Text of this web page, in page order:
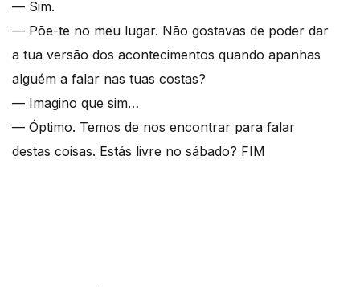
— Sim.
— Põe-te no meu lugar. Não gostavas de poder dar
a tua versão dos acontecimentos quando apanhas
alguém a falar nas tuas costas?
— Imagino que sim…
— Óptimo. Temos de nos encontrar para falar
destas coisas. Estás livre no sábado? FIM